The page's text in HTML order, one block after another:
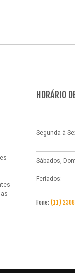
as
HORÁRIO
Segunda à
Sábados,
Feriados:
Fone: (11)